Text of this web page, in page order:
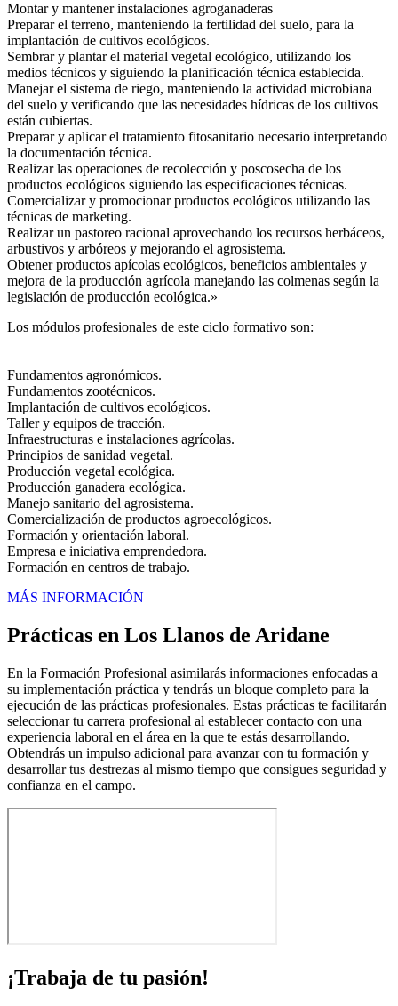
Montar y mantener instalaciones agroganaderas
Preparar el terreno, manteniendo la fertilidad del suelo, para la
implantación de cultivos ecológicos.
Sembrar y plantar el material vegetal ecológico, utilizando los
medios técnicos y siguiendo la planificación técnica establecida.
Manejar el sistema de riego, manteniendo la actividad microbiana
del suelo y verificando que las necesidades hídricas de los cultivos
están cubiertas.
Preparar y aplicar el tratamiento fitosanitario necesario interpretando
la documentación técnica.
Realizar las operaciones de recolección y poscosecha de los
productos ecológicos siguiendo las especificaciones técnicas.
Comercializar y promocionar productos ecológicos utilizando las
técnicas de marketing.
Realizar un pastoreo racional aprovechando los recursos herbáceos,
arbustivos y arbóreos y mejorando el agrosistema.
Obtener productos apícolas ecológicos, beneficios ambientales y
mejora de la producción agrícola manejando las colmenas según la
legislación de producción ecológica.»
Los módulos profesionales de este ciclo formativo son:
Fundamentos agronómicos.
Fundamentos zootécnicos.
Implantación de cultivos ecológicos.
Taller y equipos de tracción.
Infraestructuras e instalaciones agrícolas.
Principios de sanidad vegetal.
Producción vegetal ecológica.
Producción ganadera ecológica.
Manejo sanitario del agrosistema.
Comercialización de productos agroecológicos.
Formación y orientación laboral.
Empresa e iniciativa emprendedora.
Formación en centros de trabajo.
MÁS INFORMACIÓN
Prácticas en Los Llanos de Aridane
En la Formación Profesional asimilarás informaciones enfocadas a
su implementación práctica y tendrás un bloque completo para la
ejecución de las prácticas profesionales. Estas prácticas te facilitarán
seleccionar tu carrera profesional al establecer contacto con una
experiencia laboral en el área en la que te estás desarrollando.
Obtendrás un impulso adicional para avanzar con tu formación y
desarrollar tus destrezas al mismo tiempo que consigues seguridad y
confianza en el campo.
¡Trabaja de tu pasión!